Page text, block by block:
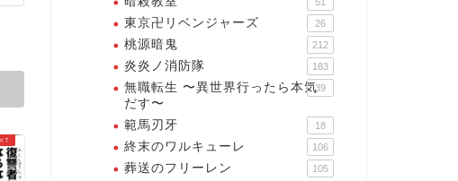
東京卍リベンジャーズ 26
桃源暗鬼 212
炎炎ノ消防隊 183
無職転生 〜異世界行ったら本気
だす〜
39
範馬刃牙 18
終末のワルキューレ 106
葬送のフリーレン 105